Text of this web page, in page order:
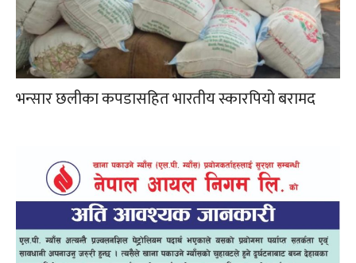
भन्सार छलीका कपडासहित भारतीय स्कारपियो बरामद